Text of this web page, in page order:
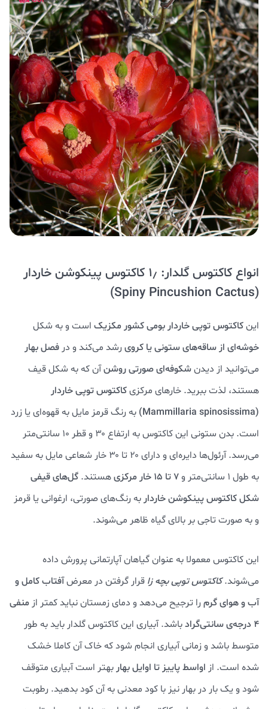
انواع کاکتوس گلدار: ۱٫ کاکتوس پینکوشن خاردار
(Spiny Pincushion Cactus)
اینکاکتوس توپی خاردار بومی کشور مکزیک است و به شکل
خوشه‌ای از ساقه‌های ستونی یا کروی رشد می‌کند و در فصل بهار
می‌توانید از دیدنشکوفه‌ای صورتی روشنآن که به شکل قیف
هستند، لذت ببرید. خارهای مرکزیکاکتوس توپی خاردار
(Mammillaria spinosissima)
به رنگ قرمز مایل به قهوه‌ای یا زرد
است. بدن ستونی این کاکتوس به ارتفاع ۳۰ و قطر ۱۰ سانتی‌متر
می‌رسد. آرئول‌ها دایره‌ای و دارای ۲۰ تا ۳۰ خار شعاعی مایل به سفید
به طول ۱ سانتی‌متر و
هستند. گل‌های قیفی
شکل کاکتوس پینکوشن خاردار به رنگ‌های صورتی، ارغوانی یا قرمز
و به صورت تاجی بر بالای گیاه ظاهر می‌شوند.
این کاکتوس معمولا به عنوان گیاهان آپارتمانی پرورش داده
می‌شوند.کاکتوس توپی بچه زا قرار گرفتن در معرضآفتاب کامل و
آب و هوای گرم را ترجیح می‌دهد و دمای زمستان نباید کمتر از منفی
۴ درجه‌ی سانتی‌گراد
باشد. آبیاری این کاکتوس گلدار باید به طور
متوسط باشد و زمانی آبیاری انجام شود که خاک آن کاملا خشک
شده است. از اواسط پاییز تا اوایل بهار بهتر است آبیاری متوقف
شود و یک بار در بهار نیز با کود معدنی به آن کود بدهید. رطوبت